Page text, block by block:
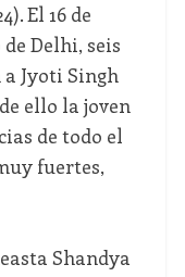
El 16 de
Delhi, seis
Jyoti Singh
ello la joven
de todo el
fuertes,
Shandya